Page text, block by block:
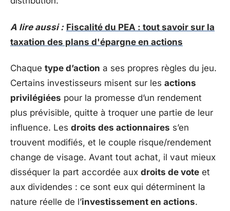
A lire aussi : Fiscalité du PEA : tout savoir sur la
taxation des plans d'épargne en actions
Chaque type d’action a ses propres règles du jeu.
Certains investisseurs misent sur les actions
privilégiées pour la promesse d’un rendement
plus prévisible, quitte à troquer une partie de leur
influence. Les droits des actionnaires s’en
trouvent modifiés, et le couple risque/rendement
change de visage. Avant tout achat, il vaut mieux
disséquer la part accordée aux droits de vote et
aux dividendes : ce sont eux qui déterminent la
nature réelle de l’investissement en actions.